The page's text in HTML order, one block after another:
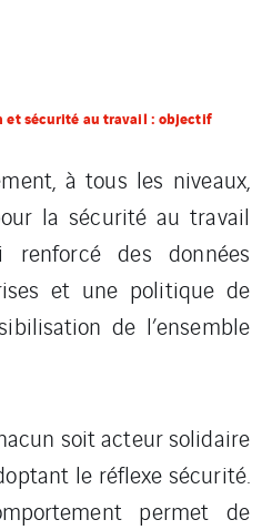
et sécurité au travail : objectif
à tous les niveaux,
la sécurité au travail
des données
et une politique de
de l’ensemble
soit acteur solidaire
le réflexe sécurité.
permet de